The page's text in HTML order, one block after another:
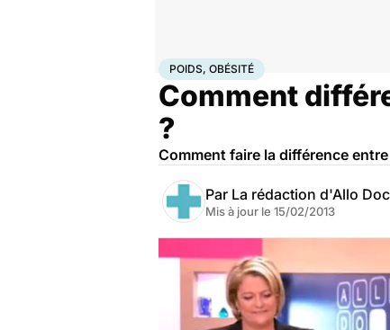
AccueilBien-êtreNutrition
POIDS, OBÉSITÉ
Comment
?
Comment faire la différence
Par La rédaction d'Allo
Mis à jour le 15/02/2013